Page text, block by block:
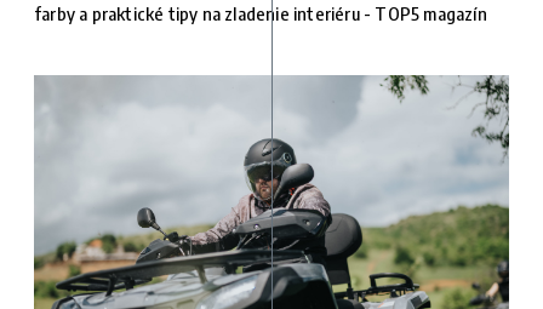
farby a praktické tipy na zladenie interiéru - TOP5 magazín